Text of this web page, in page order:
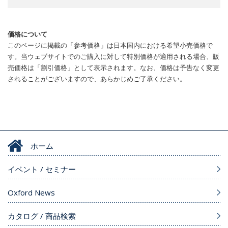
価格について
このページに掲載の「参考価格」は日本国内における希望小売価格で
す。当ウェブサイトでのご購入に対して特別価格が適用される場合、販
売価格は「割引価格」として表示されます。なお、価格は予告なく変更
されることがございますので、あらかじめご了承ください。
ホーム
イベント / セミナー
Oxford News
カタログ / 商品検索